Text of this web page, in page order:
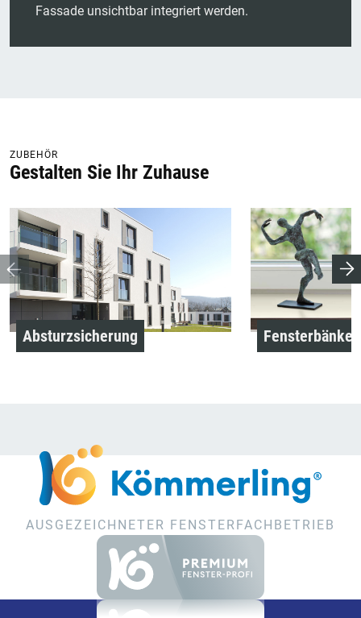
Fassade unsichtbar integriert werden.
ZUBEHÖR
Gestalten Sie Ihr Zuhause
Absturzsicherung Fensterbänke
AUSGEZEICHNETER FENSTERFACHBETRIEB